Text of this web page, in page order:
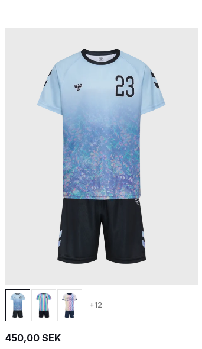
+12
450,00 SEK